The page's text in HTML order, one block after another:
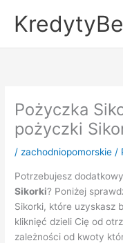
Pożyczka
pożyczki
/zachodniopomorskie /
Potrzebujesz
Sikorki? Poniżej
Sikorki, które uzyskasz
kliknięć dzieli Cię od
zależności od kwoty